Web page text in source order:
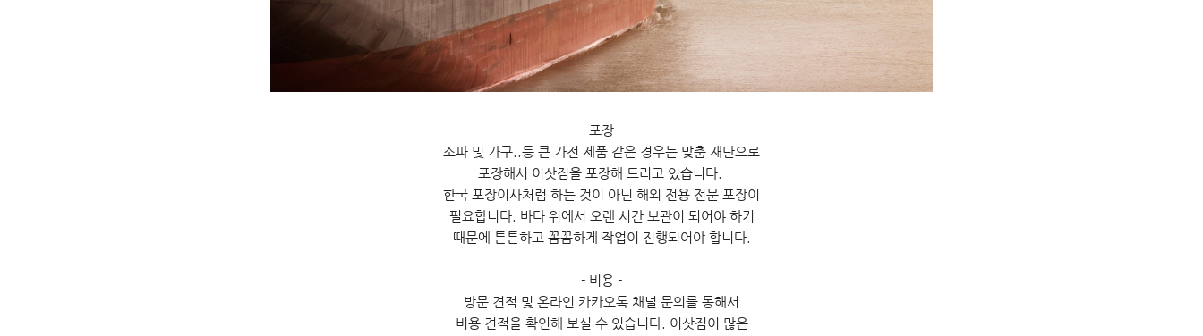
- 포장 -
소파 및 가구..등 큰 가전 제품 같은 경우는 맞춤 재단으로
포장해서 이삿짐을 포장해 드리고 있습니다.
한국 포장이사처럼 하는 것이 아닌 해외 전용 전문 포장이
필요합니다. 바다 위에서 오랜 시간 보관이 되어야 하기
때문에 튼튼하고 꼼꼼하게 작업이 진행되어야 합니다.
- 비용 -
방문 견적 및 온라인 카카오톡 채널 문의를 통해서
비용 견적을 확인해 보실 수 있습니다. 이삿짐이 많은